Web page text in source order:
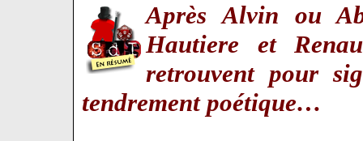
Après Alvin ou
Hautiere et
retrouvent pour
tendrement poétique…